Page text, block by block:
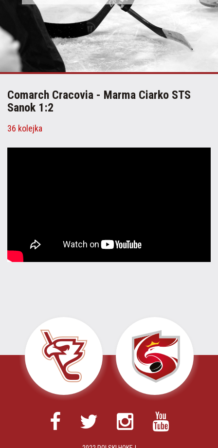
Comarch Cracovia - Marma Ciarko STS
Sanok 1:2
36 kolejka